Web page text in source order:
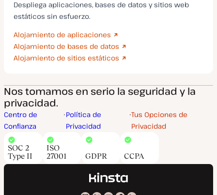
Despliega aplicaciones, bases de datos y sitios web
estáticos sin esfuerzo.
Alojamiento de aplicaciones
Alojamiento de bases de datos
Alojamiento de sitios estáticos
Nos tomamos en serio la seguridad y la
privacidad.
Centro de
Confianza
Política de
Privacidad
Tus Opciones de
Privacidad
SOC 2
Type II
ISO
27001
GDPR CCPA